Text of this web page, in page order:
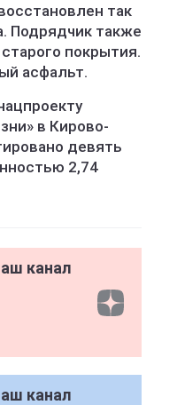
так
Подрядчик также
покрытия.
асфальт.
в Кирово-
девять
2,74
канал
канал